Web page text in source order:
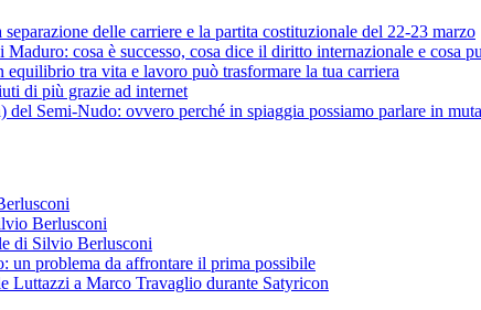
delle carriere e la partita costituzionale del 22-23 marzo
cosa è successo, cosa dice il diritto internazionale e cosa
equilibrio tra vita e lavoro può trasformare la tua carriera
di più grazie ad internet
del Semi-Nudo: ovvero perché in spiaggia possiamo parlare in
Berlusconi
di Silvio Berlusconi
un problema da affrontare il prima possibile
Luttazzi a Marco Travaglio durante Satyricon